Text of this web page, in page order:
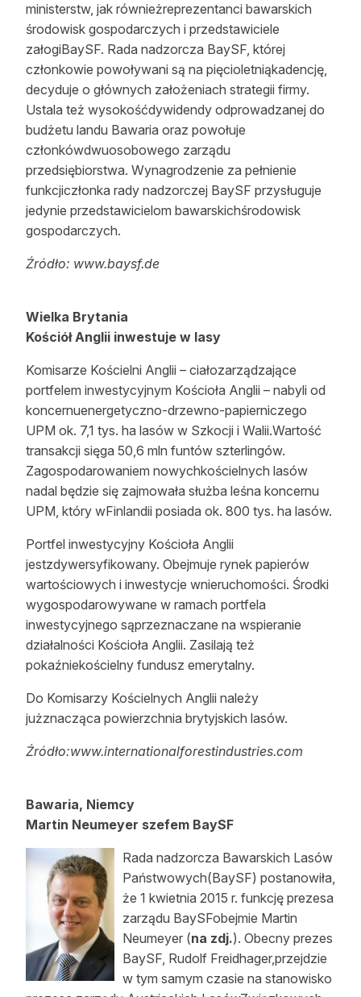
ministerstw, jak równieżreprezentanci bawarskich
środowisk gospodarczych i przedstawiciele
załogiBaySF. Rada nadzorcza BaySF, której
członkowie powoływani są na pięcioletniąkadencję,
decyduje o głównych założeniach strategii firmy.
Ustala też wysokośćdywidendy odprowadzanej do
budżetu landu Bawaria oraz powołuje
członkówdwuosobowego zarządu
przedsiębiorstwa. Wynagrodzenie za pełnienie
funkcjiczłonka rady nadzorczej BaySF przysługuje
jedynie przedstawicielom bawarskichśrodowisk
gospodarczych.
Źródło: www.baysf.de
Wielka Brytania
Kościół Anglii inwestuje w lasy
Komisarze Kościelni Anglii – ciałozarządzające
portfelem inwestycyjnym Kościoła Anglii – nabyli od
koncernuenergetyczno-drzewno-papierniczego
UPM ok. 7,1 tys. ha lasów w Szkocji i Walii.Wartość
transakcji sięga 50,6 mln funtów szterlingów.
Zagospodarowaniem nowychkościelnych lasów
nadal będzie się zajmowała służba leśna koncernu
UPM, który wFinlandii posiada ok. 800 tys. ha lasów.
Portfel inwestycyjny Kościoła Anglii
jestzdywersyfikowany. Obejmuje rynek papierów
wartościowych i inwestycje wnieruchomości. Środki
wygospodarowywane w ramach portfela
inwestycyjnego sąprzeznaczane na wspieranie
działalności Kościoła Anglii. Zasilają też
pokaźniekościelny fundusz emerytalny.
Do Komisarzy Kościelnych Anglii należy
jużznacząca powierzchnia brytyjskich lasów.
Źródło:www.internationalforestindustries.com
Bawaria, Niemcy
Martin Neumeyer szefem BaySF
Rada nadzorcza Bawarskich Lasów
Państwowych(BaySF) postanowiła,
że 1 kwietnia 2015 r. funkcję prezesa
zarządu BaySFobejmie Martin
Neumeyer (na zdj.). Obecny prezes
BaySF, Rudolf Freidhager,przejdzie
w tym samym czasie na stanowisko